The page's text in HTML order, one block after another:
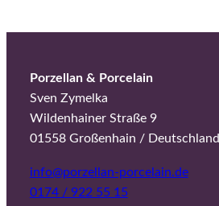
Porzellan & Porcelain
Sven Zymelka
Wildenhainer Straße 9
01558 Großenhain / Deutschland
info@porzellan-porcelain.de
0174 / 922 55 15